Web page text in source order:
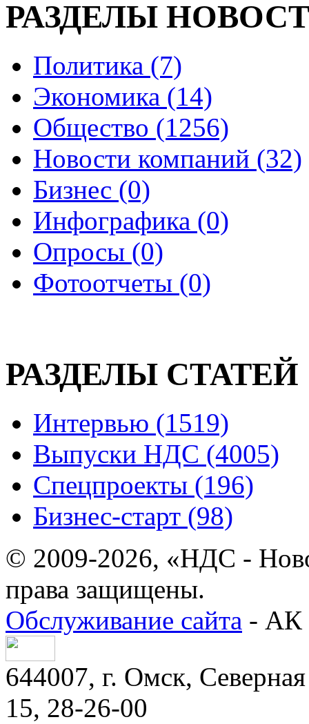
РАЗДЕЛЫ
Политика (7)
Экономика (14)
Общество (1256)
Новости компаний (32)
Бизнес (0)
Инфографика (0)
Опросы (0)
Фотоотчеты (0)
РАЗДЕЛЫ СТАТЕЙ
Интервью (1519)
Выпуски НДС (4005)
Спецпроекты (196)
Бизнес-старт (98)
© 2009-2026, «НДС -
права защищены.
Обслуживание сайта - АК
644007, г. Омск,
15, 28-26-00